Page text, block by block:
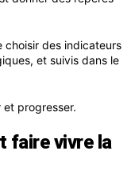
choisir des indicateurs
et suivis dans le
et progresser.
faire vivre la